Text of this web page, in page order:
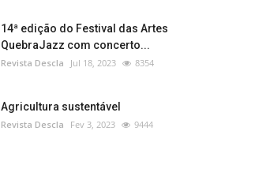
14ª edição do Festival das Artes
QuebraJazz com concerto...
Revista Descla Jul 18, 2023 8354
Agricultura sustentável
Revista Descla Fev 3, 2023 9444